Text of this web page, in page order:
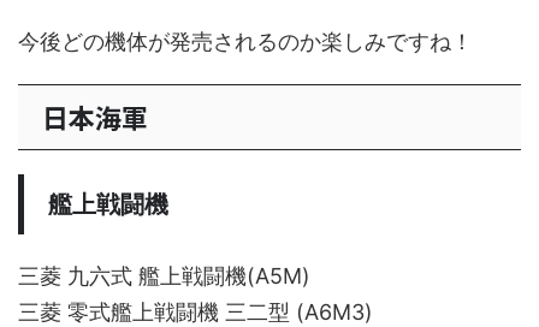
今後どの機体が発売されるのか楽しみですね！
日本海軍
艦上戦闘機
三菱 九六式 艦上戦闘機(A5M)
三菱 零式艦上戦闘機 三二型 (A6M3)